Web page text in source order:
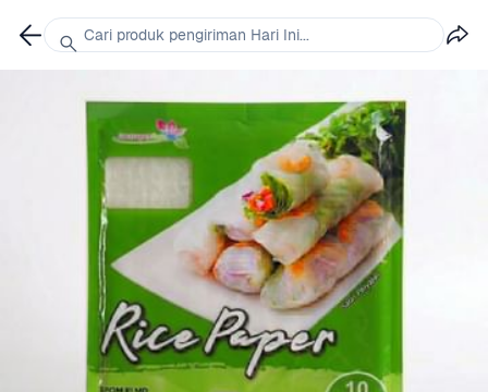
Cari produk pengiriman Hari Ini...